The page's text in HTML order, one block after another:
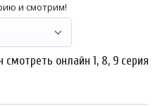
и смотрим!
онлайн 1, 8, 9 серия